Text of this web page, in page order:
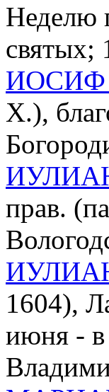
Неделю
святых;
ИОСИФ
Х.),
прав.
1604),
июня - в